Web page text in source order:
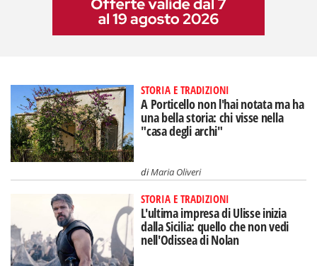
STORIA E TRADIZIONI
A Porticello non l'hai notata ma ha
una bella storia: chi visse nella
"casa degli archi"
diMaria Oliveri
STORIA E TRADIZIONI
L'ultima impresa di Ulisse inizia
dalla Sicilia: quello che non vedi
nell'Odissea di Nolan